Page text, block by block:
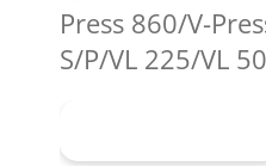
Press 860/V-
S/P/VL 225/VL